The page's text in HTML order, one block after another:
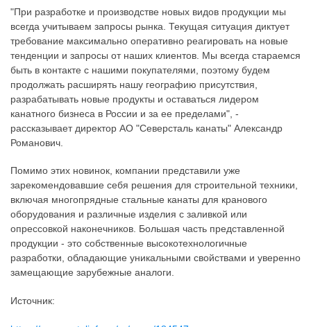
"При разработке и производстве новых видов продукции мы
всегда учитываем запросы рынка. Текущая ситуация диктует
требование максимально оперативно реагировать на новые
тенденции и запросы от наших клиентов. Мы всегда стараемся
быть в контакте с нашими покупателями, поэтому будем
продолжать расширять нашу географию присутствия,
разрабатывать новые продукты и оставаться лидером
канатного бизнеса в России и за ее пределами", -
рассказывает директор АО "Северсталь канаты" Александр
Романович.
Помимо этих новинок, компании представили уже
зарекомендовавшие себя решения для строительной техники,
включая многопрядные стальные канаты для кранового
оборудования и различные изделия с заливкой или
опрессовкой наконечников. Большая часть представленной
продукции - это собственные высокотехнологичные
разработки, обладающие уникальными свойствами и уверенно
замещающие зарубежные аналоги.
Источник: